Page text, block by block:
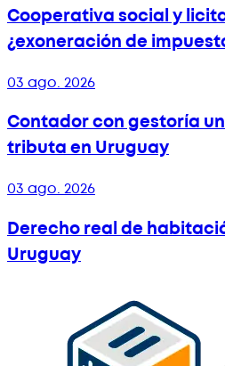
Cooperativa social y
¿exoneración de
03 ago. 2026
Contador con gestoría
tributa en Uruguay
03 ago. 2026
Derecho real de
Uruguay